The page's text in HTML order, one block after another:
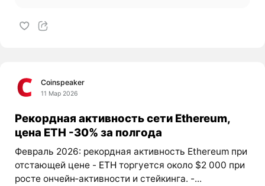
Coinspeaker
11 Мар 2026
Рекордная активность сети Ethereum,
цена ETH -30% за полгода
Февраль 2026: рекордная активность Ethereum при
отстающей цене - ETHторгуется около $2 000 при
росте ончейн‑активности и стейкинга. -...